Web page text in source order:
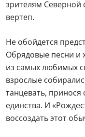
зрителям
вертеп.
Не обойдется
Обрядовые песни и
из самых любимых
взрослые
танцевать, принося
единства. И
воссоздать этот